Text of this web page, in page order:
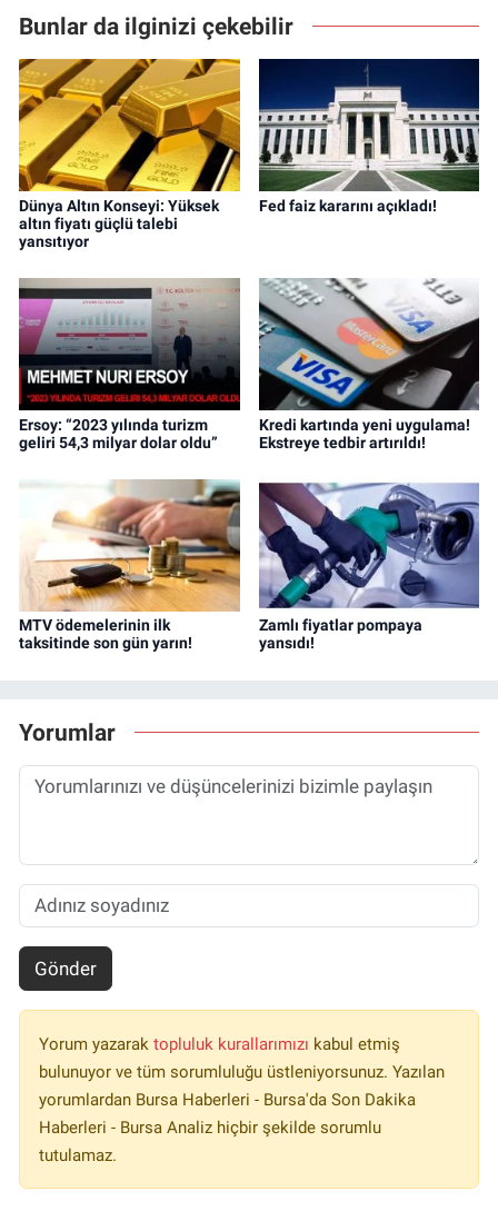
Bunlar da ilginizi çekebilir
Dünya Altın Konseyi: Yüksek
altın fiyatı güçlü talebi
yansıtıyor
Fed faiz kararını açıkladı!
Ersoy: “2023 yılında turizm
geliri 54,3 milyar dolar oldu”
Kredi kartında yeni uygulama!
Ekstreye tedbir artırıldı!
MTV ödemelerinin ilk
taksitinde son gün yarın!
Zamlı fiyatlar pompaya
yansıdı!
Yorumlar
Gönder
Yorum yazarak topluluk kurallarımızı kabul etmiş
bulunuyor ve tüm sorumluluğu üstleniyorsunuz. Yazılan
yorumlardan Bursa Haberleri - Bursa'da Son Dakika
Haberleri - Bursa Analiz hiçbir şekilde sorumlu
tutulamaz.